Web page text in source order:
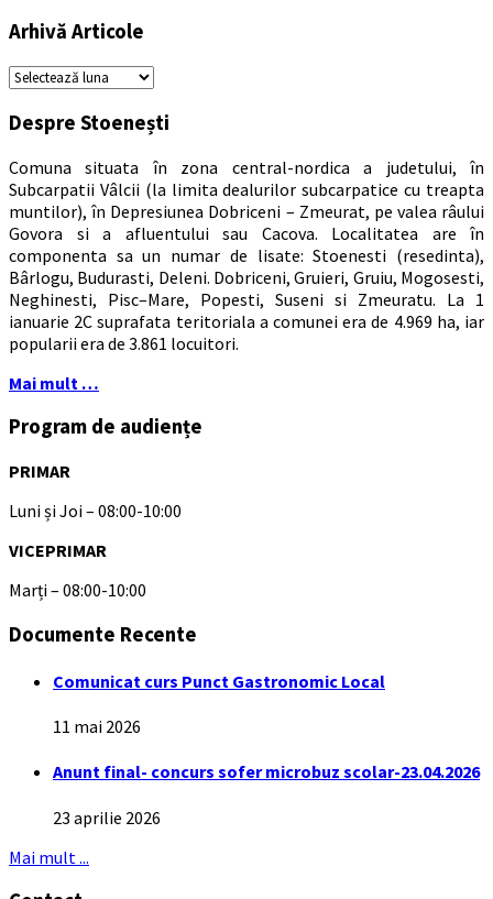
Arhivă Articole
Arhivă
Despre Stoenești
Comuna situata în zona central-nordica a judetului, în
Subcarpatii Vâlcii (la limita dealurilor subcarpatice cu treapta
muntilor), în Depresiunea Dobriceni – Zmeurat, pe valea râului
Govora si a afluentului sau Cacova. Localitatea are în
componenta sa un numar de lisate: Stoenesti (resedinta),
Bârlogu, Budurasti, Deleni. Dobriceni, Gruieri, Gruiu, Mogosesti,
Neghinesti, Pisc–Mare, Popesti, Suseni si Zmeuratu. La 1
ianuarie 2C suprafata teritoriala a comunei era de 4.969 ha, iar
popularii era de 3.861 locuitori.
Mai mult …
Program de audiențe
PRIMAR
Luni și Joi – 08:00-10:00
VICEPRIMAR
Marți – 08:00-10:00
Documente Recente
Comunicat curs Punct Gastronomic Local
11 mai 2026
Anunt final- concurs sofer microbuz scolar-23.04.2026
23 aprilie 2026
Mai mult ...